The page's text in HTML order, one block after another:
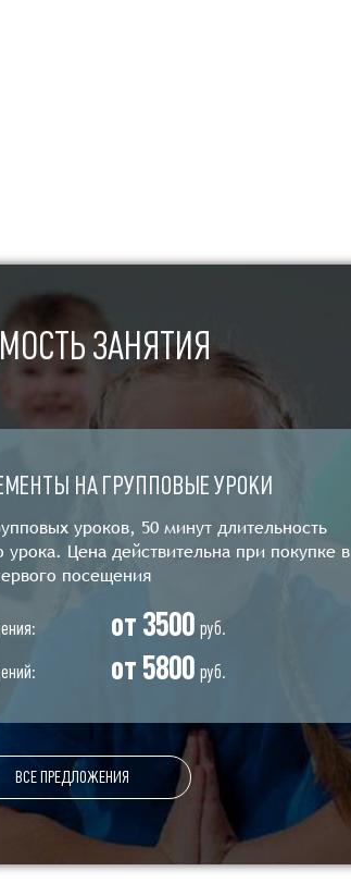
ЗАНЯТИЯ
НА ГРУППОВЫЕ УРОКИ
уроков, 50 минут длительность
урока. Цена действительна при покупке в
посещения
от 3500 руб.
от 5800 руб.
ВСЕ ПРЕДЛОЖЕНИЯ